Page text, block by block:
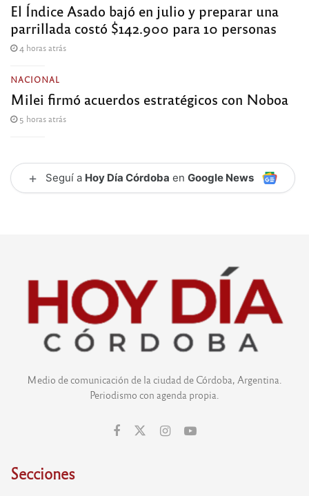
El Índice Asado bajó en julio y preparar una
parrillada costó $142.900 para 10 personas
4 horas atrás
NACIONAL
Milei firmó acuerdos estratégicos con Noboa
5 horas atrás
+ Seguí a Hoy Día Córdoba en Google News
Medio de comunicación de la ciudad de Córdoba, Argentina.
Periodismo con agenda propia.
Secciones